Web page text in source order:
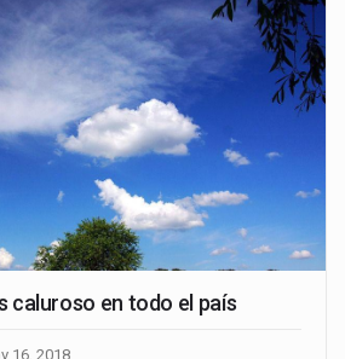
caluroso en todo el país
16, 2018